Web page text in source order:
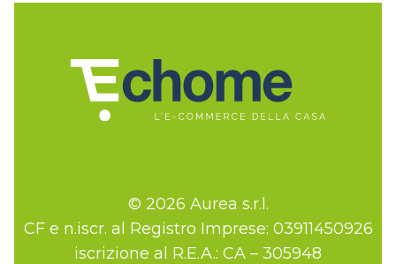
© 2026 Aurea s.r.l.
CF e n.iscr. al Registro Imprese: 03911450926
iscrizione al R.E.A.: CA – 305948